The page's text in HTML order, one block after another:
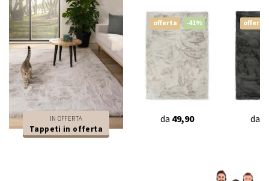
IN OFFERTA
Tappeti in offerta
offerta -41%
da 49,90
offerta
da